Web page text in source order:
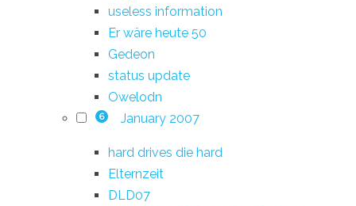
useless information
Er wäre heute 50
Gedeon
status update
Owelodn
6 January 2007
hard drives die hard
Elternzeit
DLD07